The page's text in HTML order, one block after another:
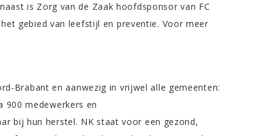
is Zorg van de Zaak hoofdsponsor van FC
gebied van leefstijl en preventie. Voor meer
Brabant en aanwezig in vrijwel alle gemeenten:
900 medewerkers en
bij hun herstel. NK staat voor een gezond,